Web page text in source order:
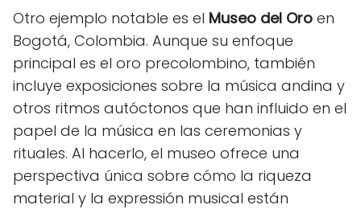
Otro ejemplo notable es el Museo del Oro en
Bogotá, Colombia. Aunque su enfoque
principal es el oro precolombino, también
incluye exposiciones sobre la música andina y
otros ritmos autóctonos que han influido en el
papel de la música en las ceremonias y
rituales. Al hacerlo, el museo ofrece una
perspectiva única sobre cómo la riqueza
material y la expressión musical están